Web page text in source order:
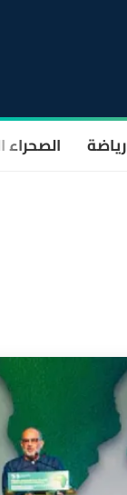
رياضة الصحراء